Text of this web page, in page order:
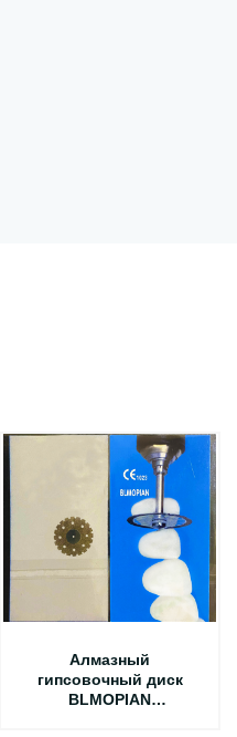
Алмазный
гипсовочный диск
BLMOPIAN